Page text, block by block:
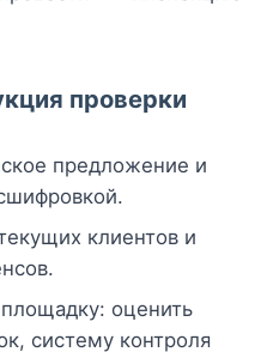
проверки
предложение и
клиентов и
оценить
систему контроля